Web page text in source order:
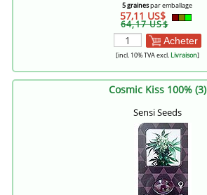
5 grainespar emballage
57,11 US$
64,17 US$
Acheter
[incl. 10% TVA excl.Livraison]
Cosmic Kiss 100% (3)
Sensi Seeds